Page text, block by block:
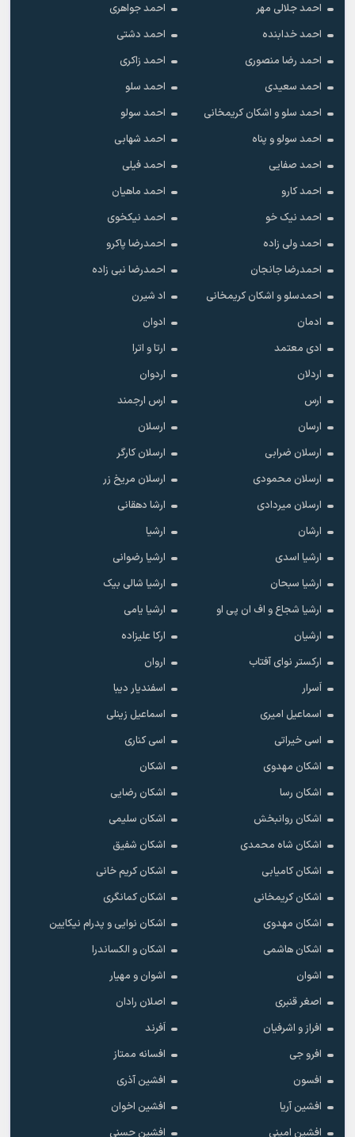
احمد جلالی مهر
احمد جواهری
احمد خدابنده
احمد دشتی
احمد رضا منصوری
احمد زاکری
احمد سعیدی
احمد سلو
احمد سلو و اشکان کریمخانی
احمد سولو
احمد سولو و پناه
احمد شهابی
احمد صفایی
احمد فیلی
احمد کارو
احمد ماهیان
احمد نیک خو
احمد نیکخوی
احمد ولی زاده
احمدرضا پاکرو
احمدرضا جانجان
احمدرضا نبی زاده
احمدسلو و اشکان کریمخانی
اد شیرن
ادمان
ادوان
ادی معتمد
ارتا و اترا
اردلان
اردوان
ارس
ارس ارجمند
ارسان
ارسلان
ارسلان ضرابی
ارسلان کارگر
ارسلان محمودی
ارسلان مریخ زر
ارسلان میردادی
ارشا دهقانی
ارشان
ارشیا
ارشیا اسدی
ارشیا رضوانی
ارشیا سبحان
ارشیا شالی بیک
ارشیا شجاع و اف ان پی او
ارشیا یامی
ارشیان
ارکا علیزاده
ارکستر نوای آفتاب
اروان
اَسرار
اسفندیار دیبا
اسماعیل امیری
اسماعیل زینلی
اسی خیراتی
اسی کناری
اشکان مهدوى
اشکان
اشکان رسا
اشکان رضایی
اشکان روانبخش
اشکان سلیمی
اشکان شاه محمدی
اشکان شفیق
اشکان کامیابی
اشکان کریم خانی
اشکان کریمخانی
اشکان کمانگری
اشکان مهدوی
اشکان نوایی و پدرام نیکایین
اشکان هاشمی
اشکان و الکساندرا
اشوان
اشوان و مهیار
اصغر قنبری
اصلان رادان
افراز و اشرفیان
اَفرند
افرو جی
افسانه ممتاز
افسون
افشین آذری
افشین آریا
افشین اخوان
افشین امینی
افشین حسنی